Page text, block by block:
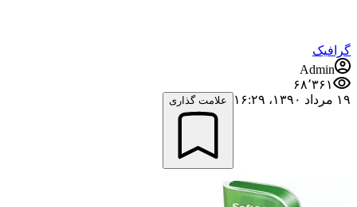
گرافیک
Admin
۶۸٬۳۶۱
۱۹ مرداد ۱۳۹۰،‏ ۱۶:۲۹
علامت گذاری